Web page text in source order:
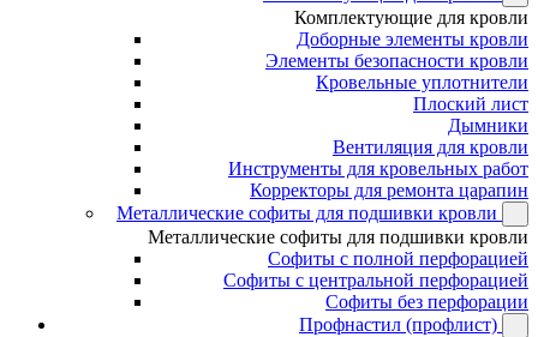
Комплектующие для кровли
Доборные элементы кровли
Элементы безопасности кровли
Кровельные уплотнители
Плоский лист
Дымники
Вентиляция для кровли
Инструменты для кровельных работ
Корректоры для ремонта царапин
Металлические софиты для подшивки кровли
Металлические софиты для подшивки кровли
Софиты с полной перфорацией
Софиты с центральной перфорацией
Софиты без перфорации
Профнастил (профлист)